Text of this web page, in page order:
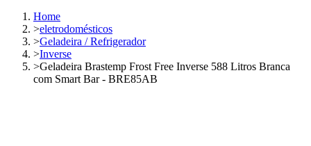
Home
>eletrodomésticos
>Geladeira / Refrigerador
>Inverse
>Geladeira Brastemp Frost Free Inverse 588 Litros Branca
com Smart Bar - BRE85AB